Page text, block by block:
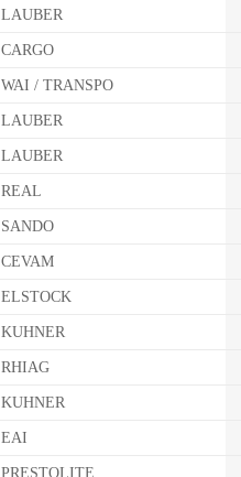
LAUBER
CARGO
WAI / TRANSPO
LAUBER
LAUBER
REAL
SANDO
CEVAM
ELSTOCK
KUHNER
RHIAG
KUHNER
EAI
PRESTOLITE